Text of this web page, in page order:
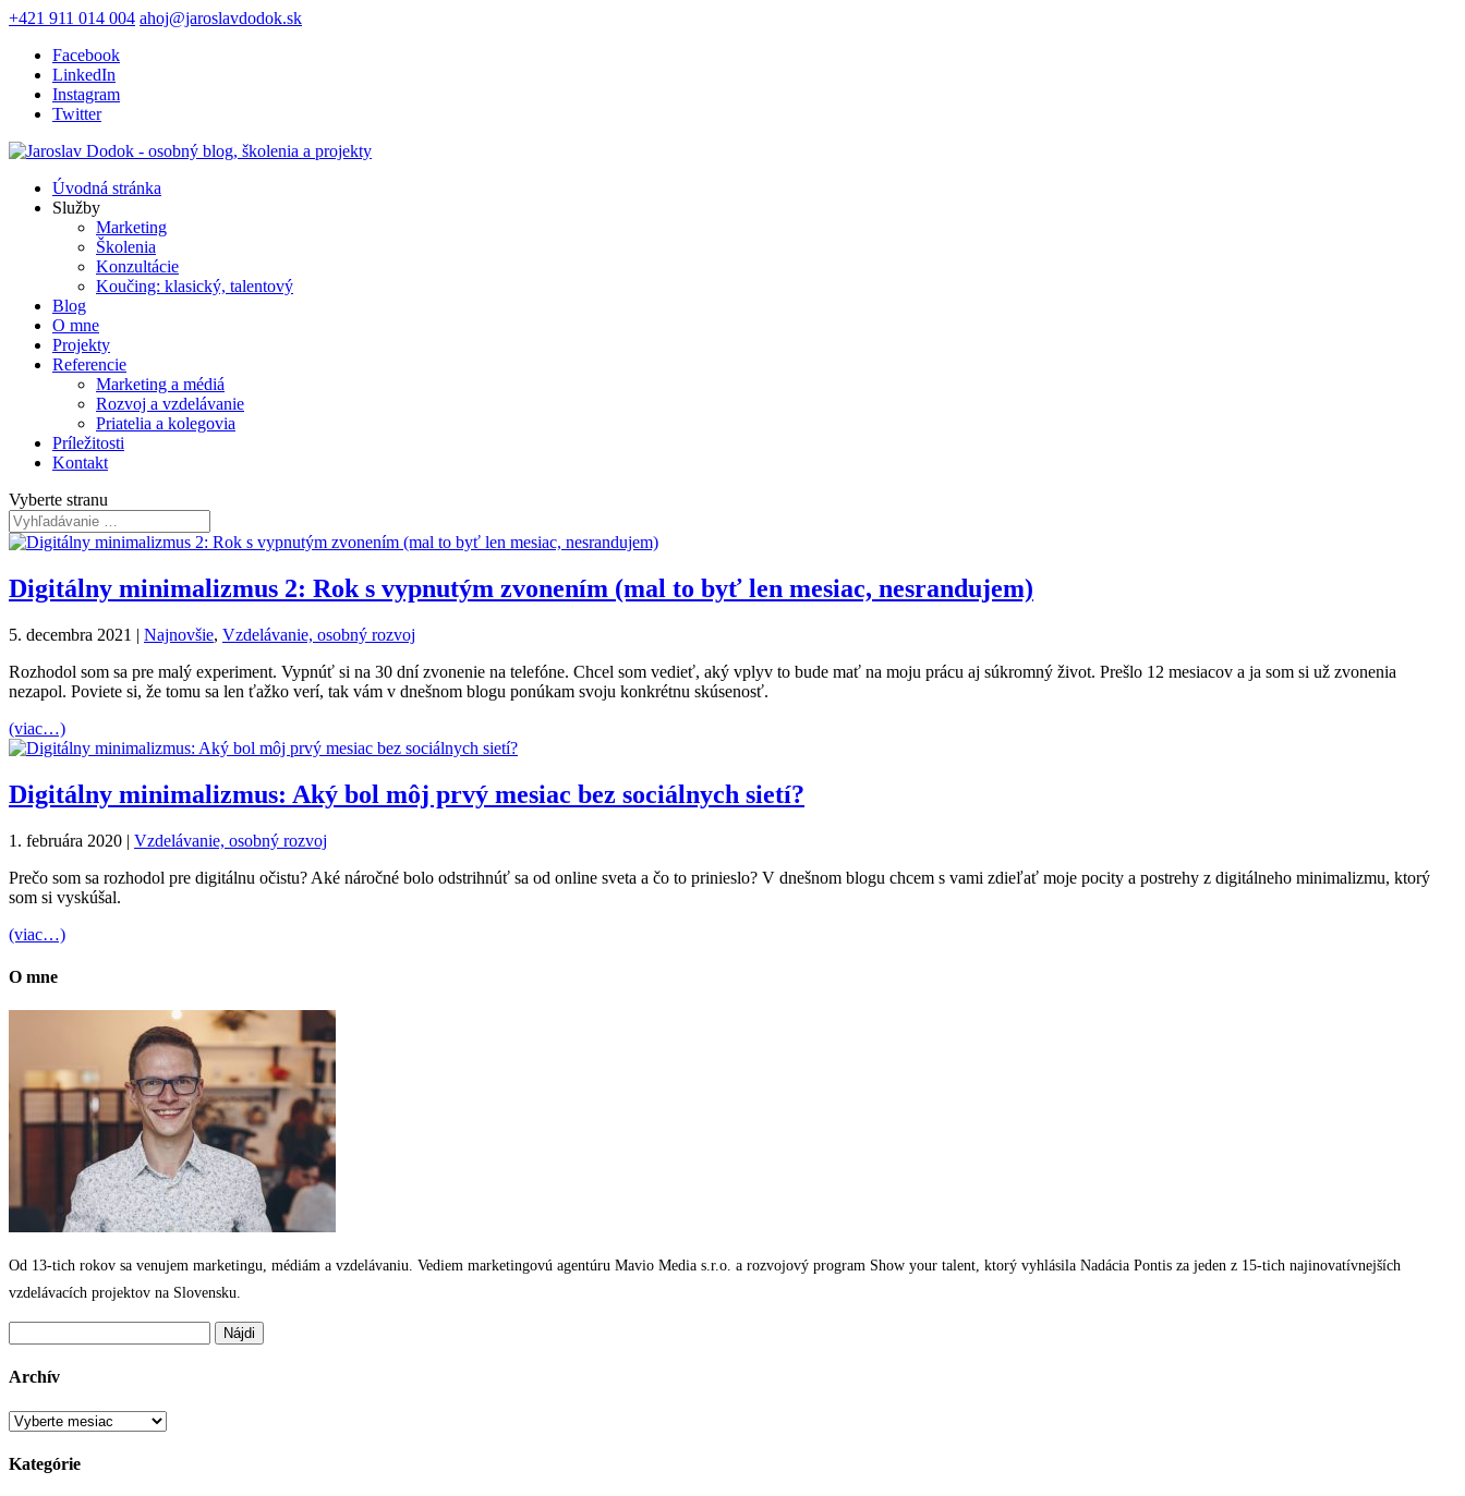
+421 911 014 004 ahoj@jaroslavdodok.sk
Facebook
LinkedIn
Instagram
Twitter
Úvodná stránka
Služby
Marketing
Školenia
Konzultácie
Koučing: klasický, talentový
Blog
O mne
Projekty
Referencie
Marketing a médiá
Rozvoj a vzdelávanie
Priatelia a kolegovia
Príležitosti
Kontakt
Vyberte stranu
Digitálny minimalizmus 2: Rok s vypnutým zvonením (mal to byť len mesiac, nesrandujem)
5. decembra 2021 | Najnovšie, Vzdelávanie, osobný rozvoj
Rozhodol som sa pre malý experiment. Vypnúť si na 30 dní zvonenie na telefóne. Chcel som vedieť, aký vplyv to bude mať na moju prácu aj súkromný život. Prešlo 12 mesiacov a ja som si už zvonenia
nezapol. Poviete si, že tomu sa len ťažko verí, tak vám v dnešnom blogu ponúkam svoju konkrétnu skúsenosť.
(viac…)
Digitálny minimalizmus: Aký bol môj prvý mesiac bez sociálnych sietí?
1. februára 2020 | Vzdelávanie, osobný rozvoj
Prečo som sa rozhodol pre digitálnu očistu? Aké náročné bolo odstrihnúť sa od online sveta a čo to prinieslo? V dnešnom blogu chcem s vami zdieľať moje pocity a postrehy z digitálneho minimalizmu, ktorý
som si vyskúšal.
(viac…)
O mne
Od 13-tich rokov sa venujem marketingu, médiám a vzdelávaniu. Vediem marketingovú agentúru Mavio Media s.r.o. a rozvojový program Show your talent, ktorý vyhlásila Nadácia Pontis za jeden z 15-tich najinovatívnejších
vzdelávacích projektov na Slovensku.
Archív
Archív
Kategórie